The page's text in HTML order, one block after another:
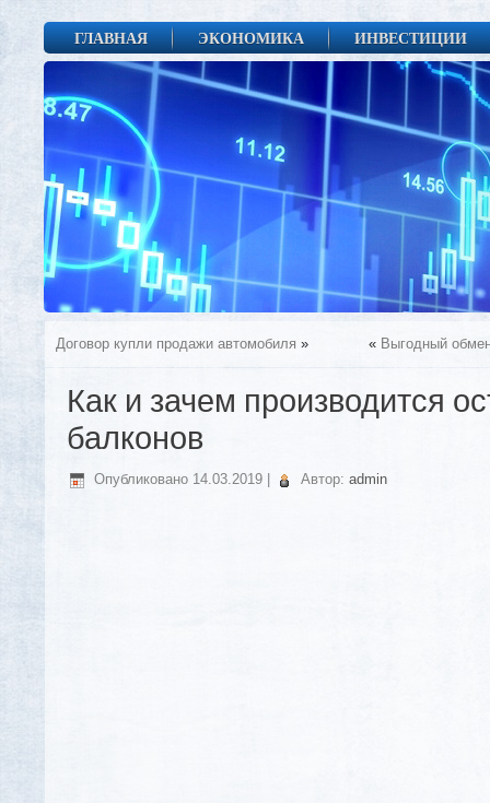
ГЛАВНАЯ ЭКОНОМИКА ИНВЕСТИЦИИ
Договор купли продажи автомобиля » « Выгодный
Как и зачем производится
балконов
Опубликовано 14.03.2019 Автор: admin